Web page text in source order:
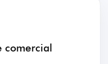
comercial